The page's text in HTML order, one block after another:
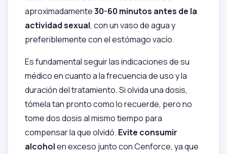
aproximadamente30-60 minutos antes de la
actividad sexual, con un vaso de agua y
preferiblemente con el estómago vacío.
Es fundamental seguir las indicaciones de su
médico en cuanto a la frecuencia de uso y la
duración del tratamiento. Si olvida una dosis,
tómela tan pronto como lo recuerde, pero no
tome dos dosis al mismo tiempo para
compensar la que olvidó. Evite consumir
alcoholen exceso junto con Cenforce, ya que